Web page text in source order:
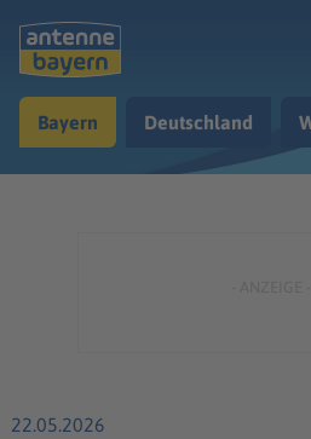
Musik & Radio
Bayern Deutschland
22.05.2026